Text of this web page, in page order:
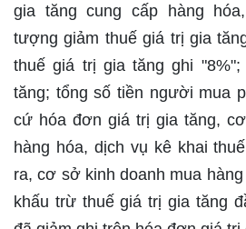
gia tăng cung cấp hàng
tượng giảm thuế giá trị gia
thuế giá trị gia tăng ghi
tăng; tổng số tiền người mua
cứ hóa đơn giá trị gia tăng,
hàng hóa, dịch vụ kê khai
ra, cơ sở kinh doanh mua
khấu trừ thuế giá trị gia tăng